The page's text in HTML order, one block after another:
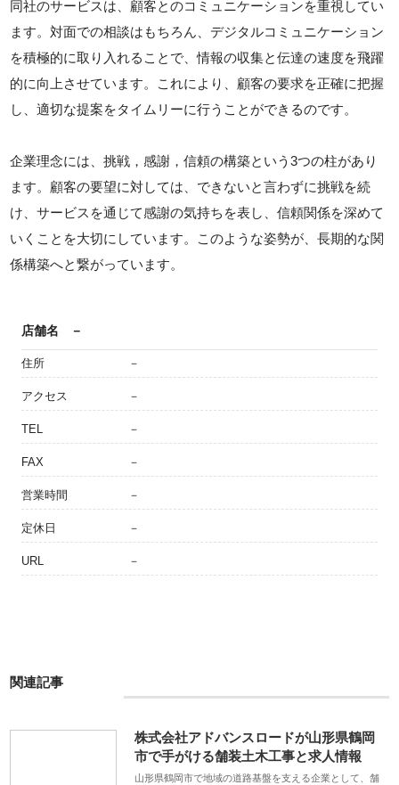
同社のサービスは、顧客とのコミュニケーションを重視してい
ます。対面での相談はもちろん、デジタルコミュニケーション
を積極的に取り入れることで、情報の収集と伝達の速度を飛躍
的に向上させています。これにより、顧客の要求を正確に把握
し、適切な提案をタイムリーに行うことができるのです。
企業理念には、挑戦，感謝，信頼の構築という3つの柱があり
ます。顧客の要望に対しては、できないと言わずに挑戦を続
け、サービスを通じて感謝の気持ちを表し、信頼関係を深めて
いくことを大切にしています。このような姿勢が、長期的な関
係構築へと繋がっています。
店舗名 －
住所 －
アクセス －
TEL －
FAX －
営業時間 －
定休日 －
URL －
関連記事
株式会社アドバンスロードが山形県鶴岡
市で手がける舗装土木工事と求人情報
山形県鶴岡市で地域の道路基盤を支える企業として、舗